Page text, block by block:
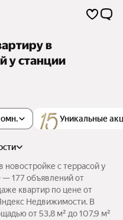
в
у станции
Уникальные
с террасой у
177 объявлений от
квартир по цене от
Недвижимости. В
от 53,8 м² до 107,9 м²